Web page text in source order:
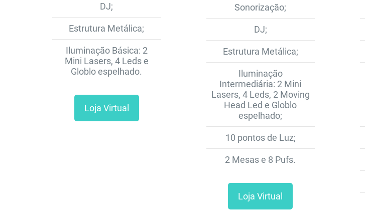
DJ;
Estrutura Metálica;
Iluminação Básica: 2
Mini Lasers, 4 Leds e
Globlo espelhado.
Loja Virtual
Sonorização;
DJ;
Estrutura Metálica;
Iluminação
Intermediária: 2 Mini
Lasers, 4 Leds, 2 Moving
Head Led e Globlo
espelhado;
10 pontos de Luz;
2 Mesas e 8 Pufs.
Loja Virtual